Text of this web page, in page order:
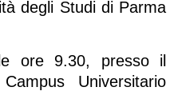
degli Studi di Parma
ore 9.30, presso il
Universitario